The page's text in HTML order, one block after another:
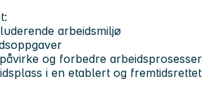
arbeidsmiljø
og forbedre arbeidsprosesser
i en etablert og fremtidsrettet